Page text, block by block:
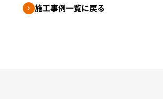
施工事例一覧に戻る